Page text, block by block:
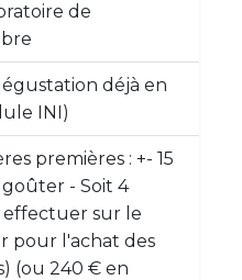
de
déjà en
INI)
premières : +- 15
goûter - Soit 4
effectuer sur le
pour l'achat des
(ou 240 € en